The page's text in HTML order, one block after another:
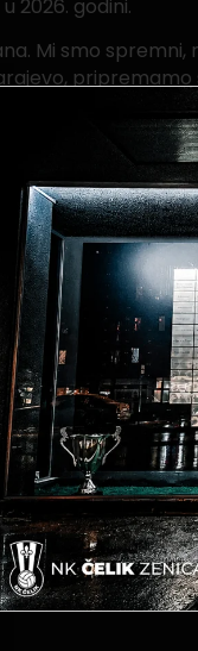
2026. godini.
Mi smo
da će novi igrači
utakmica. Za
11.
od 1.000 a
i istok će se
navijače.
će igrati